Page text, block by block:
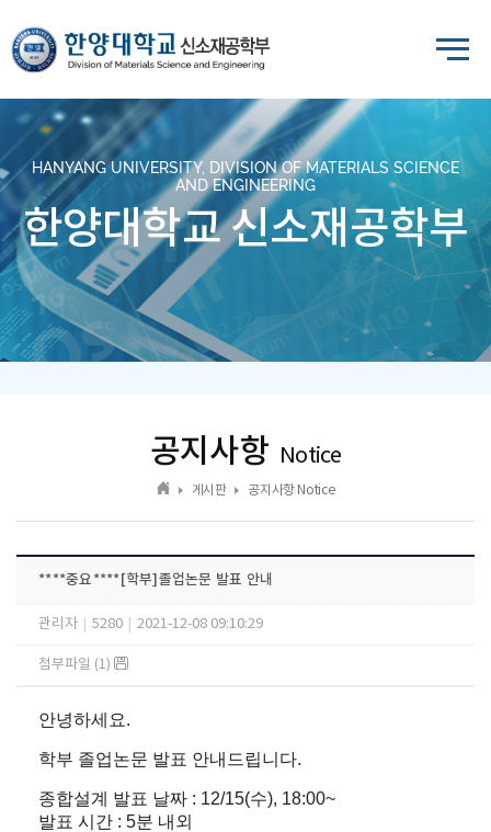
HANYANG UNIVERSITY, DIVISION OF MATERIALS SCIENCE
AND ENGINEERING
한양대학교 신소재공학부
공지사항 Notice
게시판 공지사항 Notice
****중요****[학부]졸업논문 발표 안내
관리자 5280 2021-12-08 09:10:29
첨부파일 (1)
안녕하세요.
학부 졸업논문 발표 안내드립니다.
종합설계 발표 날짜 : 12/15(수), 18:00~
발표 시간 : 5분 내외